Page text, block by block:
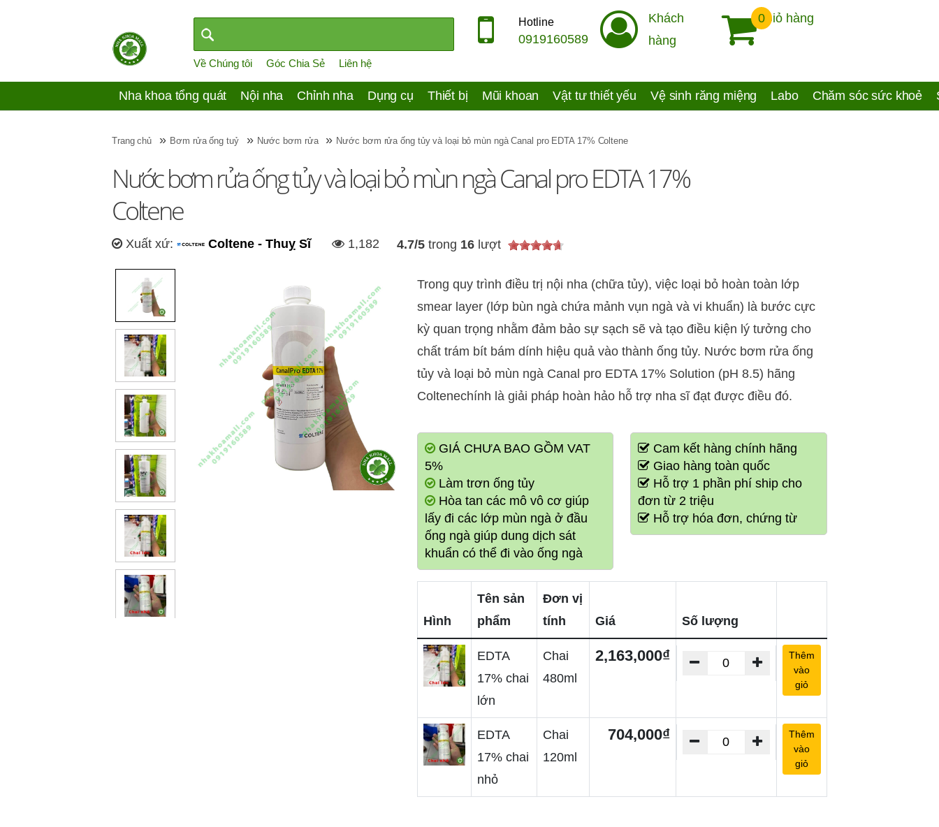
Về Chúng tôi Góc Chia Sẻ Liên hệ
Hotline
0919160589
Khách
hàng
0Giỏ hàng
Nha khoa tổng quát Nội nha Chỉnh nha Dụng cụ Thiết bị Mũi khoan Vật tư thiết yếu Vệ sinh răng miệng Labo Chăm sóc sức khoẻ
Trang chủ » Bơm rửa ống tuỷ » Nước bơm rửa » Nước bơm rửa ống tủy và loại bỏ mùn ngà Canal pro EDTA 17% Coltene
Nước bơm rửa ống tủy và loại bỏ mùn ngà Canal pro EDTA 17%
Coltene
Xuất xứ: Coltene - Thuỵ Sĩ 1,182 4.7/5 trong 16 lượt
Trong quy trình điều trị nội nha (chữa tủy), việc loại bỏ hoàn toàn lớp
smear layer (lớp bùn ngà chứa mảnh vụn ngà và vi khuẩn) là bước cực
kỳ quan trọng nhằm đảm bảo sự sạch sẽ và tạo điều kiện lý tưởng cho
chất trám bít bám dính hiệu quả vào thành ống tủy. Nước bơm rửa ống
tủy và loại bỏ mùn ngà Canal pro EDTA 17% Solution (pH 8.5) hãng
Coltenechính là giải pháp hoàn hảo hỗ trợ nha sĩ đạt được điều đó.
GIÁ CHƯA BAO GỒM VAT
5%
Làm trơn ống tủy
Hòa tan các mô vô cơ giúp
lấy đi các lớp mùn ngà ở đầu
ống ngà giúp dung dịch sát
khuẩn có thể đi vào ống ngà
Cam kết hàng chính hãng
Giao hàng toàn quốc
Hỗ trợ 1 phần phí ship cho
đơn từ 2 triệu
Hỗ trợ hóa đơn, chứng từ
Hình
Tên sản
phẩm
Đơn vị
tính
Giá Số lượng
EDTA
17% chai
lớn
Chai
480ml
2,163,000₫
Thêm
vào
giỏ
EDTA
17% chai
nhỏ
Chai
120ml
704,000₫
Thêm
vào
giỏ